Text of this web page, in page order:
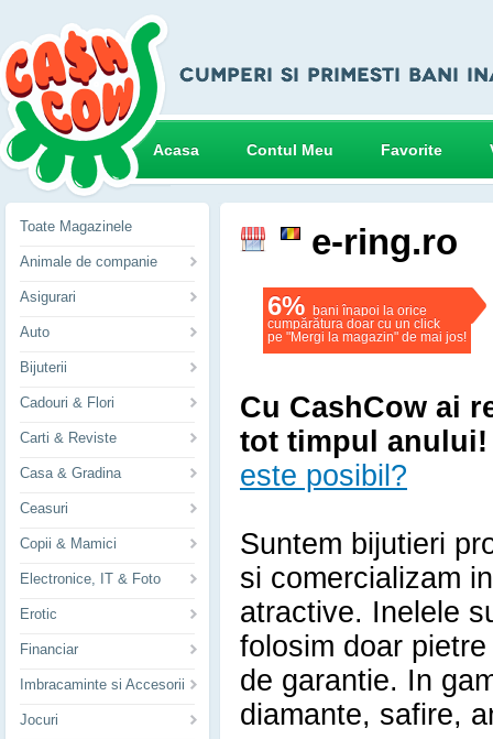
Acasa Contul Meu Favorite
e-ring.ro
6% bani înapoi la orice
cumpărătura doar cu un click
pe "Mergi la magazin" de mai jos!
Cu CashCow ai
tot timpul anului!
este posibil?
Suntem bijutieri
si comercializam
atractive. Inelele
folosim doar
de garantie. In
diamante, safire,
Toate Magazinele
Animale de companie
Asigurari
Auto
Bijuterii
Cadouri & Flori
Carti & Reviste
Casa & Gradina
Ceasuri
Copii & Mamici
Electronice, IT & Foto
Erotic
Financiar
Imbracaminte si Accesorii
Jocuri